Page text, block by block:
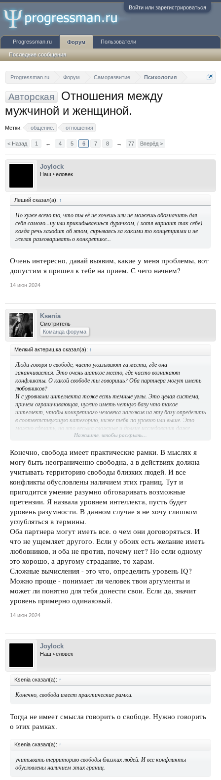
Войти или зарегистрироваться
Progressman.ru Форум Саморазвитие Психология
Авторская
Отношения между
мужчиной и женщиной.
Метки: общение. отношения
< Назад 1 ← 4 5 6 7 8 → 77 Вперёд >
Joylock
Наш человек
Леший сказал(а): ↑
Но хуже всего то, что ты её не хочешь или не можешь обозначить для
себя самого...ну или прикидываешься дурачком, ( хотя вариант так себе)
когда речь заходит об этом, скрываясь за какими то концепциями и не
желая разговаривать о конкретике...
Очень интересно, давай выявим, какие у меня проблемы, вот
допустим я пришел к тебе на прием. С чего начнем?
14 июн 2024
Ksenia
Смотритель
Команда форума
Мелкий актеришка сказал(а): ↑
Люди говоря о свободе, часто указывают га места, где она
заканчивается. Это очень шаткое место, где часто возникают
конфликты. О какой свободе ты говоришь? Оба партнера могут иметь
любовников?
И с уровнями интеллекта тоже есть темные углы. Это целая система,
причем ограничивающая, нужно иметь четкую базу что такое
интеллект, чтобы конкретного человека наложив на эту базу определить
в соответствующую категорию, ниже тебя по уровню или выше. Это
можно сделать, но это весьма сложные и долгие исследования даже
одного человека, чтоб была точность. Без точности это будет типа, на
приблизительные предположения.
Нажмите, чтобы раскрыть...
Конечно, свобода имеет практические рамки. В мыслях я
могу быть неограниченно свободна, а в действиях должна
учитывать территорию свободы близких людей. И все
конфликты обусловлены наличием этих границ. Тут и
пригодится умение разумно обговаривать возможные
претензии. Я назвала уровнем интеллекта, пусть будет
уровень разумности. В данном случае я не хочу слишком
углубляться в термины.
Оба партнера могут иметь все. о чем они договоряться. И
что не ущемляет другого. Если у обоих есть желание иметь
любовников, и оба не против, почему нет? Но если одному
это хорошо, а другому страдание, то харам.
Сложные вычисления - это что, определить уровень IQ?
Можно проще - понимает ли человек твои аргументы и
может ли понятно для тебя донести свои. Если да, значит
уровень примерно одинаковый.
14 июн 2024
Joylock
Наш человек
Ksenia сказал(а): ↑
Конечно, свобода имеет практические рамки.
Тогда не имеет смысла говорить о свободе. Нужно говорить
о этих рамках.
Ksenia сказал(а): ↑
учитывать территорию свободы близких людей. И все конфликты
обусловлены наличием этих границ.
Progressman.ru Форум
Последние сообщения
Пользователи